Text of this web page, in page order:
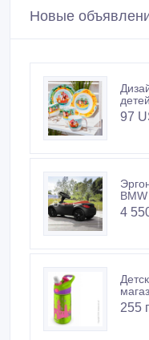
Новые
97
4
255